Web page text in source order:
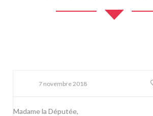
7 novembre 2018
Madame la Députée,